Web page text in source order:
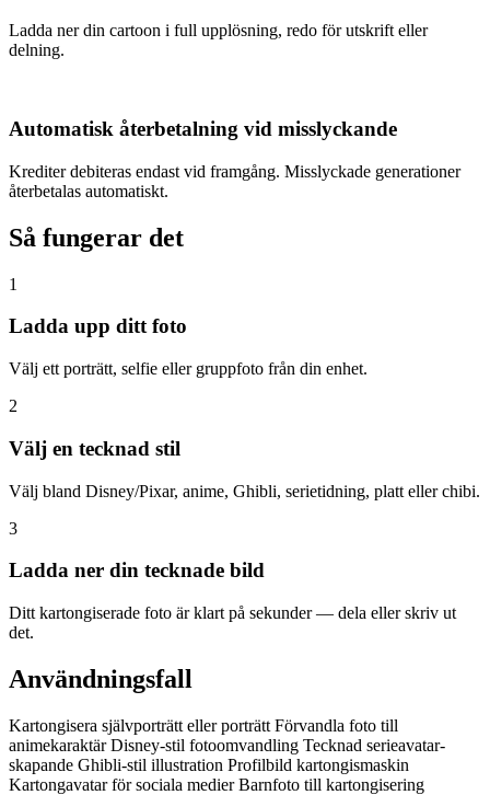
Ladda ner din cartoon i full upplösning, redo för utskrift eller
delning.
Automatisk återbetalning vid misslyckande
Krediter debiteras endast vid framgång. Misslyckade generationer
återbetalas automatiskt.
Så fungerar det
1
Ladda upp ditt foto
Välj ett porträtt, selfie eller gruppfoto från din enhet.
2
Välj en tecknad stil
Välj bland Disney/Pixar, anime, Ghibli, serietidning, platt eller chibi.
3
Ladda ner din tecknade bild
Ditt kartongiserade foto är klart på sekunder — dela eller skriv ut
det.
Användningsfall
Kartongisera självporträtt eller porträtt Förvandla foto till
animekaraktärDisney-stil fotoomvandling Tecknad serieavatar-
skapande Ghibli-stil illustration Profilbild kartongismaskin
Kartongavatar för sociala medierBarnfoto till kartongisering